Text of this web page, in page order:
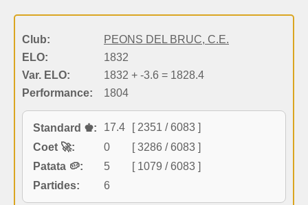
Club:
PEONS DEL BRUC, C.E.
ELO:
1832
Var. ELO:
1832 + -3.6 = 1828.4
Performance:
1804
Standard ♚: 17.4
[ 2351 / 6083 ]
Coet 🚀:
0
[ 3286 / 6083 ]
Patata 🥔:
5
[ 1079 / 6083 ]
Partides:
6